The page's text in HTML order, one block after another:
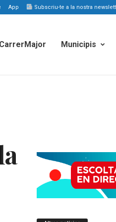
App Subscriu-te a la nostra
CarrerMajor Municipis